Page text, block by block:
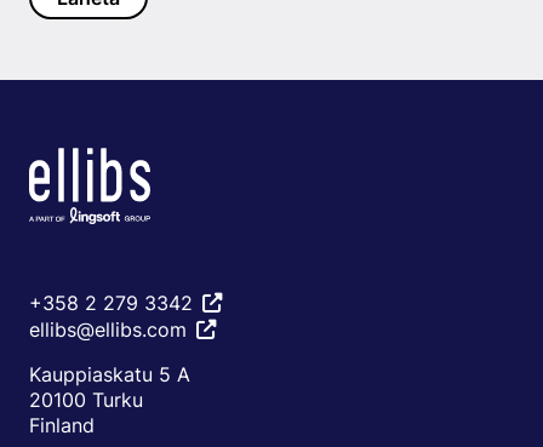
+358 2 279 3342
ellibs@ellibs.com
Kauppiaskatu 5 A
20100 Turku
Finland